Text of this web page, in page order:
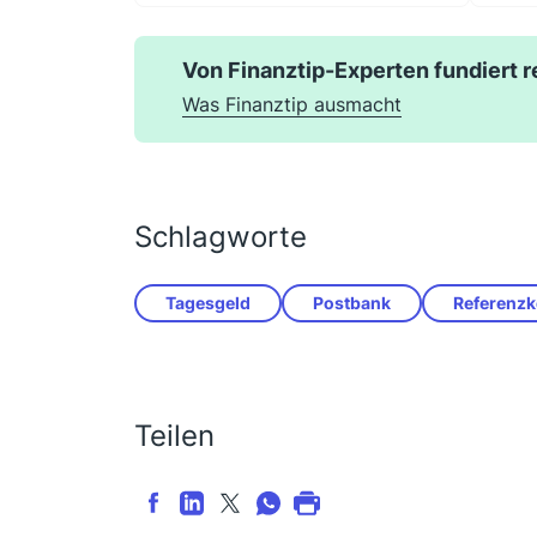
Von Finanztip-Experten fundiert
Was Finanztip ausmacht
Schlagworte
Tagesgeld Postbank
Teilen